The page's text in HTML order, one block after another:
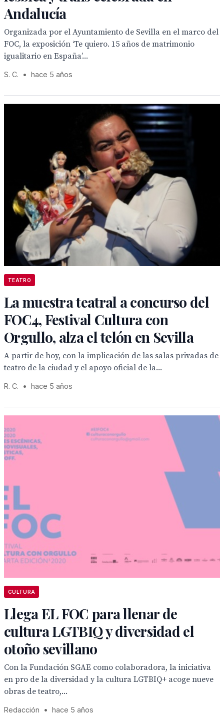
Andalucía
Organizada por el Ayuntamiento de Sevilla en el marco del
FOC, la exposición ‘Te quiero. 15 años de matrimonio
igualitario en España’...
S. C. • hace 5 años
TEATRO
La muestra teatral a concurso del
FOC4, Festival Cultura con
Orgullo, alza el telón en Sevilla
A partir de hoy, con la implicación de las salas privadas de
teatro de la ciudad y el apoyo oficial de la...
R. C. • hace 5 años
CULTURA
Llega EL FOC para llenar de
cultura LGTBIQ y diversidad el
otoño sevillano
Con la Fundación SGAE como colaboradora, la iniciativa
en pro de la diversidad y la cultura LGTBIQ+ acoge nueve
obras de teatro,...
Redacción • hace 5 años